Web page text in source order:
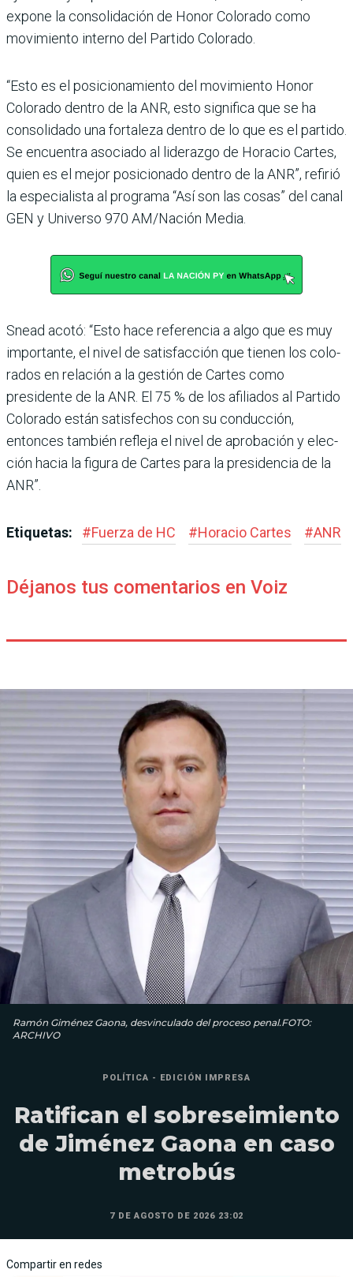
expone la consolidación de Honor Colorado como
movi­miento interno del Partido Colorado.
“Esto es el posi­cionamiento del movimiento Honor
Colorado dentro de la ANR, esto significa que se ha
consolidado una fortaleza dentro de lo que es el partido.
Se encuentra asociado al lide­razgo de Horacio Cartes,
quien es el mejor posicionado dentro de la ANR”, refirió
la especia­lista al programa “Así son las cosas” del canal
GEN y Uni­verso 970 AM/Nación Media.
Snead acotó: “Esto hace referencia a algo que es muy
importante, el nivel de satis­facción que tienen los colo­
rados en relación a la gestión de Cartes como
presidente de la ANR. El 75 % de los afilia­dos al Partido
Colorado están satisfechos con su conduc­ción,
entonces también refleja el nivel de aprobación y elec­
ción hacia la figura de Car­tes para la presidencia de la
ANR”.
Etiquetas: #Fuerza de HC #Horacio Cartes #ANR
Déjanos tus comentarios en Voiz
Ramón Giménez Gaona, desvinculado del proceso penal.FOTO:
ARCHIVO
POLÍTICA - EDICIÓN IMPRESA
Ratifican el sobreseimiento
de Jiménez Gaona en caso
metrobús
7 DE AGOSTO DE 2026 23:02
Compartir en redes